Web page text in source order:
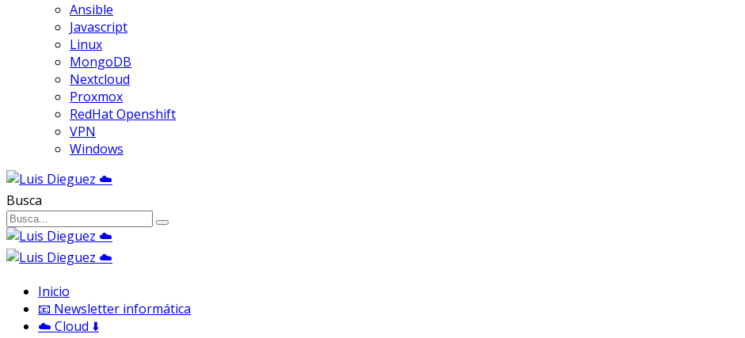
Ansible
Javascript
Linux
MongoDB
Nextcloud
Proxmox
RedHat Openshift
VPN
Windows
Busca
Inicio
📧 Newsletter informática
☁️ Cloud ⬇️